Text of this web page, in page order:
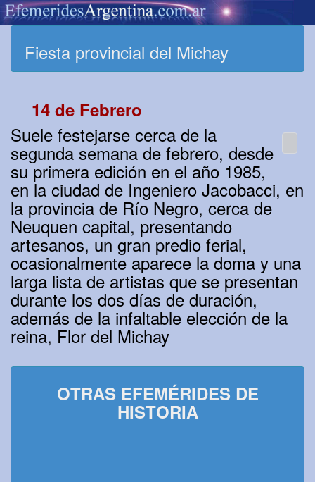
Fiesta provincial del Michay
14 de Febrero
Suele festejarse cerca de la
segunda semana de febrero, desde
su primera edición en el año 1985,
en la ciudad de Ingeniero Jacobacci, en
la provincia de Río Negro, cerca de
Neuquen capital, presentando
artesanos, un gran predio ferial,
ocasionalmente aparece la doma y una
larga lista de artistas que se presentan
durante los dos días de duración,
además de la infaltable elección de la
reina, Flor del Michay
OTRAS EFEMÉRIDES DE
HISTORIA